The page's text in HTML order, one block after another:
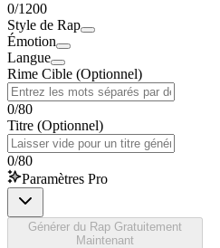
0/1200
Style de Rap
Émotion
Langue
Rime Cible (Optionnel)
0/80
Titre (Optionnel)
0/80
Paramètres Pro
Générer du Rap Gratuitement
Maintenant